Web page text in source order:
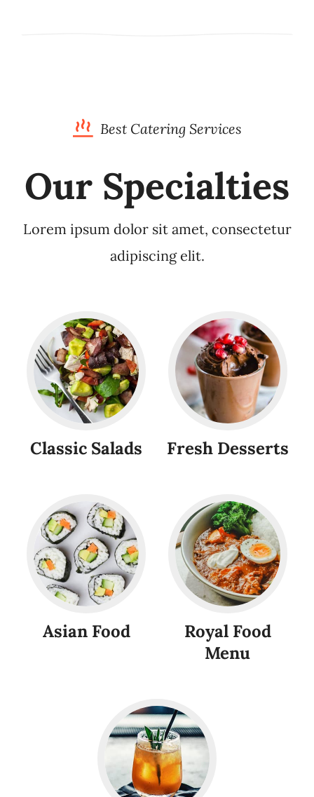
Best Catering Services
Our Specialties
Lorem ipsum dolor sit amet, consectetur
adipiscing elit.
Classic Salads Fresh Desserts
Asian Food
Royal Food
Menu